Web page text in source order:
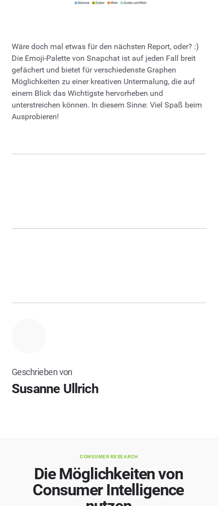
Wäre doch mal etwas für den nächsten Report, oder? :)
Die Emoji-Palette von Snapchat ist auf jeden Fall breit
gefächert und bietet für verschiedenste Graphen
Möglichkeiten zu einer kreativen Untermalung, die auf
einem Blick das Wichtigste hervorheben und
unterstreichen können. In diesem Sinne: Viel Spaß beim
Ausprobieren!
Geschrieben von
Susanne Ullrich
CONSUMER RESEARCH
Die Möglichkeiten von
Consumer Intelligence